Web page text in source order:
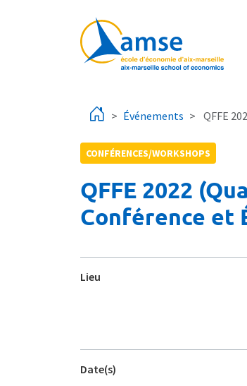
Événements QFFE
CONFÉRENCES/WORKSHOPS
QFFE 2022
Conférence et
Lieu
Date(s)